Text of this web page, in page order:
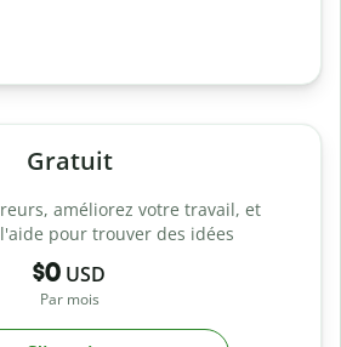
Gratuit
améliorez votre travail, et
pour trouver des idées
$0 USD
Par mois